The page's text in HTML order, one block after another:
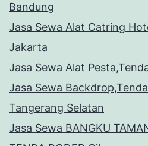
Bandung
Jasa Sewa Alat Catring
Jakarta
Jasa Sewa Alat
Jasa Sewa
Tangerang Selatan
Jasa Sewa BANGKU